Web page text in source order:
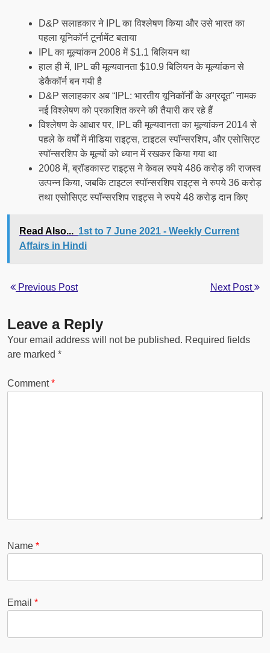
D&P सलाहकार ने IPL का विश्लेषण किया और उसे भारत का
पहला यूनिकॉर्न टूर्नामेंट बताया
IPL का मूल्यांकन 2008 में $1.1 बिलियन था
हाल ही में, IPL की मूल्यवानता $10.9 बिलियन के मूल्यांकन से
डेकैकॉर्न बन गयी है
D&P सलाहकार अब “IPL: भारतीय यूनिकॉर्नों के अग्रदूत” नामक
नई विश्लेषण को प्रकाशित करने की तैयारी कर रहे हैं
विश्लेषण के आधार पर, IPL की मूल्यवानता का मूल्यांकन 2014 से
पहले के वर्षों में मीडिया राइट्स, टाइटल स्पॉन्सरशिप, और एसोसिएट
स्पॉन्सरशिप के मूल्यों को ध्यान में रखकर किया गया था
2008 में, ब्रॉडकास्ट राइट्स ने केवल रुपये 486 करोड़ की राजस्व
उत्पन्न किया, जबकि टाइटल स्पॉन्सरशिप राइट्स ने रुपये 36 करोड़
तथा एसोसिएट स्पॉन्सरशिप राइट्स ने रुपये 48 करोड़ दान किए
Read Also... 1st to 7 June 2021 - Weekly Current
Affairs in Hindi
Previous Post Next Post
Leave a Reply
Your email address will not be published. Required fields
are marked *
Comment*
Name *
Email *